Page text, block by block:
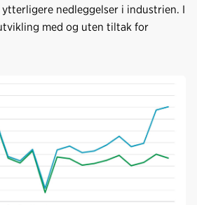
nedleggelser i industrien. I
med og uten tiltak for